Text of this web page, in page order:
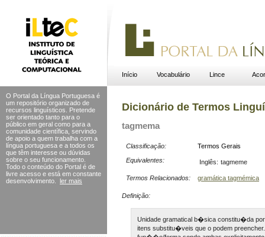
Início Vocabulário Lince
O Portal da Língua Portuguesa é
um repositório organizado de
recursos linguísticos. Pretende
ser orientado tanto para o
público em geral como para a
comunidade científica, servindo
de apoio a quem trabalha com a
língua portuguesa e a todos os
que têm interesse ou dúvidas
sobre o seu funcionamento.
Todo o conteúdo do Portal é de
livre acesso e está em constante
desenvolvimento.
ler mais
Dicionário de Termos
tagmema
Classificação:
Termos Gerais
Equivalentes:
Inglês: tagmeme
Termos Relacionados: gramática tagmémica
Definição:
Unidade gramatical b�sica constitu�da
itens substitu�veis que o podem